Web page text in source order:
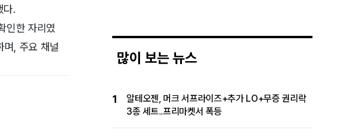
다.
인한 자리였
며, 주요 채널
많이 보는 뉴스
1
알테오젠, 머크 서프라이즈+추가 LO+무증 권리락
3종 세트..프리마켓서 폭등